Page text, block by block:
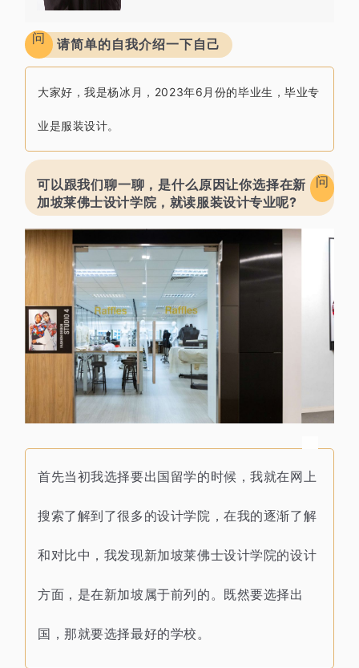
问 请简单的自我介绍一下自己
大家好，我是杨冰月，2023年6月份的毕业生，毕业专
业是服装设计。
可以跟我们聊一聊，是什么原因让你选择在新
加坡莱佛士设计学院，就读服装设计专业呢?
问
首先当初我选择要出国留学的时候，我就在网上
搜索了解到了很多的设计学院，在我的逐渐了解
和对比中，我发现新加坡莱佛士设计学院的设计
方面， 是在新加坡属于前列的。 既然要选择出
国，那就要选择最好的学校。